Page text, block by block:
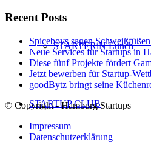
STARTERiN Lunch
STARTUP CLUB
Recent Posts
Spiceboys sagen
Neue Services für Startups in
Diese fünf Projekte fördert
Jetzt bewerben für Startup-
goodBytz bringt seine
© Copyright - Hamburg Startups
Impressum
Datenschutzerklärung